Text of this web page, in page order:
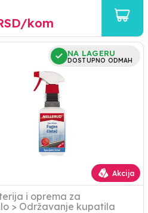
kom
Akcija
NA LAGERU
DOSTUPNO ODMAH
i oprema za
> Održavanje kupatila